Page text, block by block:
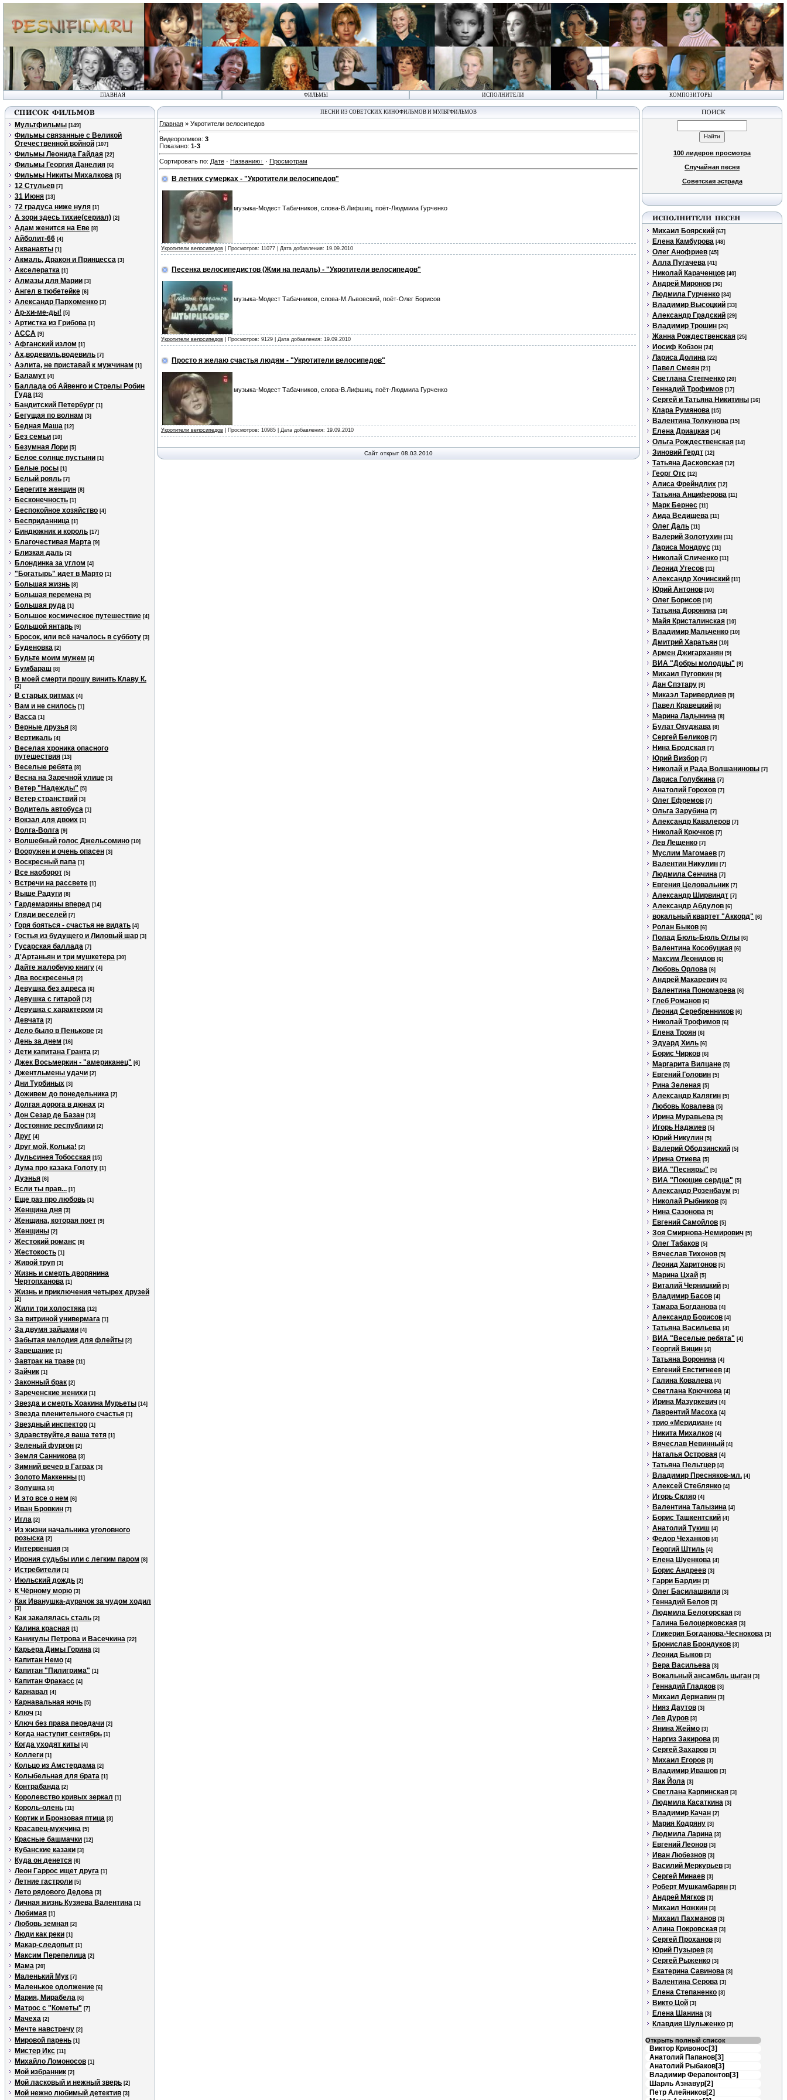
ГЛАВНАЯ ФИЛЬМЫ ИСПОЛНИТЕЛИ КОМПОЗИТОРЫ
Мультфильмы [149]
Фильмы связанные с Великой
Отечественной войной [107]
Фильмы Леонида Гайдая [22]
Фильмы Георгия Данелия [6]
Фильмы Никиты Михалкова [5]
12 Стульев [7]
31 Июня [13]
72 градуса ниже нуля [1]
А зори здесь тихие(сериал) [2]
Адам женится на Еве [8]
Айболит-66 [4]
Акванавты [1]
Акмаль, Дракон и Принцесса [3]
Акселератка [1]
Алмазы для Марии [3]
Ангел в тюбетейке [6]
Александр Пархоменко [3]
Ар-хи-ме-ды! [5]
Артистка из Грибова [1]
АССА [9]
Афганский излом [1]
Ах,водевиль,водевиль [7]
Аэлита, не приставай к мужчинам [1]
Баламут [4]
Баллада об Айвенго и Стрелы Робин
Гуда [12]
Бандитский Петербург [1]
Бегущая по волнам [3]
Бедная Маша [12]
Без семьи [10]
Безумная Лори [5]
Белое солнце пустыни [1]
Белые росы [1]
Белый рояль [7]
Берегите женщин [8]
Бесконечность [1]
Беспокойное хозяйство [4]
Бесприданница [1]
Биндюжник и король [17]
Благочестивая Марта [9]
Близкая даль [2]
Блондинка за углом [4]
"Богатырь" идет в Марто [1]
Большая жизнь [8]
Большая перемена [5]
Большая руда [1]
Большое космическое путешествие [4]
Большой янтарь [9]
Бросок, или всё началось в субботу [3]
Буденовка [2]
Будьте моим мужем [4]
Бумбараш [8]
В моей смерти прошу винить Клаву К.
[2]
В старых ритмах [4]
Вам и не снилось [1]
Васса [1]
Верные друзья [3]
Вертикаль [4]
Веселая хроника опасного
путешествия [13]
Веселые ребята [8]
Весна на Заречной улице [3]
Ветер "Надежды" [5]
Ветер странствий [3]
Водитель автобуса [1]
Вокзал для двоих [1]
Волга-Волга [9]
Волшебный голос Джельсомино [10]
Вооружен и очень опасен [3]
Воскресный папа [1]
Все наоборот [5]
Встречи на рассвете [1]
Выше Радуги [8]
Гардемарины вперед [14]
Гляди веселей [7]
Горя бояться - счастья не видать [4]
Гостья из будущего и Лиловый шар [3]
Гусарская баллада [7]
Д'Артаньян и три мушкетера [30]
Дайте жалобную книгу [4]
Два воскресенья [2]
Девушка без адреса [6]
Девушка с гитарой [12]
Девушка с характером [2]
Девчата [2]
Дело было в Пенькове [2]
День за днем [16]
Дети капитана Гранта [2]
Джек Восьмеркин - "американец" [6]
Джентльмены удачи [2]
Дни Турбиных [3]
Доживем до понедельника [2]
Долгая дорога в дюнах [2]
Дон Сезар де Базан [13]
Достояние республики [2]
Друг [4]
Друг мой, Колька! [2]
Дульсинея Тобосская [15]
Дума про казака Голоту [1]
Дуэнья [6]
Если ты прав... [1]
Еще раз про любовь [1]
Женщина дня [3]
Женщина, которая поет [9]
Женщины [2]
Жестокий романс [8]
Жестокость [1]
Живой труп [3]
Жизнь и смерть дворянина
Чертопханова [1]
Жизнь и приключения четырех друзей
[2]
Жили три холостяка [12]
За витриной универмага [1]
За двумя зайцами [4]
Забытая мелодия для флейты [2]
Завещание [1]
Завтрак на траве [11]
Зайчик [1]
Законный брак [2]
Зареченские женихи [1]
Звезда и смерть Хоакина Мурьеты [14]
Звезда пленительного счастья [1]
Звездный инспектор [1]
Здравствуйте,я ваша тетя [1]
Зеленый фургон [2]
Земля Санникова [3]
Зимний вечер в Гаграх [3]
Золото Маккенны [1]
Золушка [4]
И это все о нем [6]
Иван Бровкин [7]
Игла [2]
Из жизни начальника уголовного
розыска [2]
Интервенция [3]
Ирония судьбы или с легким паром [8]
Истребители [1]
Июльский дождь [2]
К Чёрному морю [3]
Как Иванушка-дурачок за чудом ходил
[3]
Как закалялась сталь [2]
Калина красная [1]
Каникулы Петрова и Васечкина [22]
Карьера Димы Горина [2]
Капитан Немо [4]
Капитан "Пилигрима" [1]
Капитан Фракасс [4]
Карнавал [4]
Карнавальная ночь [5]
Ключ [1]
Ключ без права передачи [2]
Когда наступит сентябрь [1]
Когда уходят киты [4]
Коллеги [1]
Кольцо из Амстердама [2]
Колыбельная для брата [1]
Контрабанда [2]
Королевство кривых зеркал [1]
Король-олень [11]
Кортик и Бронзовая птица [3]
Красавец-мужчина [5]
Красные башмачки [12]
Кубанские казаки [3]
Куда он денется [6]
Леон Гаррос ищет друга [1]
Летние гастроли [5]
Лето рядового Дедова [3]
Личная жизнь Кузяева Валентина [1]
Любимая [1]
Любовь земная [2]
Люди как реки [1]
Макар-следопыт [1]
Максим Перепелица [2]
Мама [20]
Маленький Мук [7]
Маленькое одолжение [6]
Мария, Мирабела [6]
Матрос с "Кометы" [7]
Мачеха [2]
Мечте навстречу [2]
Мировой парень [1]
Мистер Икс [11]
Михайло Ломоносов [1]
Мой избранник [2]
Мой ласковый и нежный зверь [2]
Мой нежно любимый детектив [3]
ПЕСНИ ИЗ СОВЕТСКИХ КИНОФИЛЬМОВ И МУЛЬТФИЛЬМОВ
Главная » Укротители велосипедов
Видеороликов: 3
Показано: 1-3
Сортировать по: Дате · Названию · Просмотрам
В летних сумерках - "Укротители велосипедов"
музыка-Модест Табачников, слова-В.Лифшиц, поёт-Людмила Гурченко
Укротители велосипедов | Просмотров: 11077 | Дата добавления: 19.09.2010
Песенка велосипедистов (Жми на педаль) - "Укротители велосипедов"
музыка-Модест Табачников, слова-М.Львовский, поёт-Олег Борисов
Укротители велосипедов | Просмотров: 9129 | Дата добавления: 19.09.2010
Просто я желаю счастья людям - "Укротители велосипедов"
музыка-Модест Табачников, слова-В.Лифшиц, поёт-Людмила Гурченко
Укротители велосипедов | Просмотров: 10985 | Дата добавления: 19.09.2010
Сайт открыт 08.03.2010
100 лидеров просмотра
Случайная песня
Советская эстрада
Михаил Боярский [67]
Елена Камбурова [48]
Олег Анофриев [45]
Алла Пугачева [41]
Николай Караченцов [40]
Андрей Миронов [36]
Людмила Гурченко [34]
Владимир Высоцкий [33]
Александр Градский [29]
Владимир Трошин [26]
Жанна Рождественская [25]
Иосиф Кобзон [24]
Лариса Долина [22]
Павел Смеян [21]
Светлана Степченко [20]
Геннадий Трофимов [17]
Сергей и Татьяна Никитины [16]
Клара Румянова [15]
Валентина Толкунова [15]
Елена Дриацкая [14]
Ольга Рождественская [14]
Зиновий Гердт [12]
Татьяна Дасковская [12]
Георг Отс [12]
Алиса Фрейндлих [12]
Татьяна Анциферова [11]
Марк Бернес [11]
Аида Ведищева [11]
Олег Даль [11]
Валерий Золотухин [11]
Лариса Мондрус [11]
Николай Сличенко [11]
Леонид Утесов [11]
Александр Хочинский [11]
Юрий Антонов [10]
Олег Борисов [10]
Татьяна Доронина [10]
Майя Кристалинская [10]
Владимир Мальченко [10]
Дмитрий Харатьян [10]
Армен Джигарханян [9]
ВИА "Добры молодцы" [9]
Михаил Пуговкин [9]
Дан Спэтару [9]
Микаэл Таривердиев [9]
Павел Кравецкий [8]
Марина Ладынина [8]
Булат Окуджава [8]
Сергей Беликов [7]
Нина Бродская [7]
Юрий Визбор [7]
Николай и Рада Волшаниновы [7]
Лариса Голубкина [7]
Анатолий Горохов [7]
Олег Ефремов [7]
Ольга Зарубина [7]
Александр Кавалеров [7]
Николай Крючков [7]
Лев Лещенко [7]
Муслим Магомаев [7]
Валентин Никулин [7]
Людмила Сенчина [7]
Евгения Целовальник [7]
Александр Ширвиндт [7]
Александр Абдулов [6]
вокальный квартет "Аккорд" [6]
Ролан Быков [6]
Полад Бюль-Бюль Оглы [6]
Валентина Кособуцкая [6]
Максим Леонидов [6]
Любовь Орлова [6]
Андрей Макаревич [6]
Валентина Пономарева [6]
Глеб Романов [6]
Леонид Серебренников [6]
Николай Трофимов [6]
Елена Троян [6]
Эдуард Хиль [6]
Борис Чирков [6]
Маргарита Вилцане [5]
Евгений Головин [5]
Рина Зеленая [5]
Александр Калягин [5]
Любовь Ковалева [5]
Ирина Муравьева [5]
Игорь Наджиев [5]
Юрий Никулин [5]
Валерий Ободзинский [5]
Ирина Отиева [5]
ВИА "Песняры" [5]
ВИА "Поющие сердца" [5]
Александр Розенбаум [5]
Николай Рыбников [5]
Нина Сазонова [5]
Евгений Самойлов [5]
Зоя Смирнова-Немирович [5]
Олег Табаков [5]
Вячеслав Тихонов [5]
Леонид Харитонов [5]
Марина Цхай [5]
Виталий Черницкий [5]
Владимир Басов [4]
Тамара Богданова [4]
Александр Борисов [4]
Татьяна Васильева [4]
ВИА "Веселые ребята" [4]
Георгий Вицин [4]
Татьяна Воронина [4]
Евгений Евстигнеев [4]
Галина Ковалева [4]
Светлана Крючкова [4]
Ирина Мазуркевич [4]
Лаврентий Масоха [4]
трио «Меридиан» [4]
Никита Михалков [4]
Вячеслав Невинный [4]
Наталья Островая [4]
Татьяна Пельтцер [4]
Владимир Пресняков-мл. [4]
Алексей Стеблянко [4]
Игорь Скляр [4]
Валентина Талызина [4]
Борис Ташкентский [4]
Анатолий Тукиш [4]
Федор Чеханков [4]
Георгий Штиль [4]
Елена Шуенкова [4]
Борис Андреев [3]
Гарри Бардин [3]
Олег Басилашвили [3]
Геннадий Белов [3]
Людмила Белогорская [3]
Галина Белоцерковская [3]
Гликерия Богданова-Чеснокова [3]
Бронислав Брондуков [3]
Леонид Быков [3]
Вера Васильева [3]
Вокальный ансамбль цыган [3]
Геннадий Гладков [3]
Михаил Державин [3]
Нияз Даутов [3]
Лев Дуров [3]
Янина Жеймо [3]
Наргиз Закирова [3]
Сергей Захаров [3]
Михаил Егоров [3]
Владимир Ивашов [3]
Яак Йола [3]
Светлана Карпинская [3]
Людмила Касаткина [3]
Владимир Качан [2]
Мария Кодряну [3]
Людмила Ларина [3]
Евгений Леонов [3]
Иван Любезнов [3]
Василий Меркурьев [3]
Сергей Минаев [3]
Роберт Мушкамбарян [3]
Андрей Мягков [3]
Михаил Ножкин [3]
Михаил Пахманов [3]
Алина Покровская [3]
Сергей Проханов [3]
Юрий Пузырев [3]
Сергей Рыженко [3]
Екатерина Савинова [3]
Валентина Серова [3]
Елена Степаненко [3]
Викто Цой [3]
Елена Шанина [3]
Клавдия Шульженко [3]
Открыть полный список
Виктор Кривонос[3]
Анатолий Папанов[3]
Анатолий Рыбаков[3]
Владимир Ферапонтов[3]
Шарль Азнавур[2]
Петр Алейников[2]